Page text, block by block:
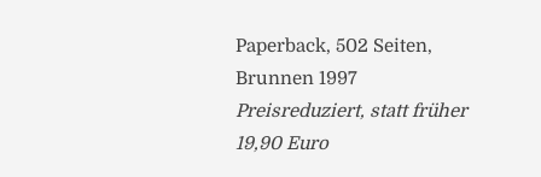
Paperback, 502 Seiten,
Brunnen 1997
Preisreduziert, statt früher
19,90 Euro